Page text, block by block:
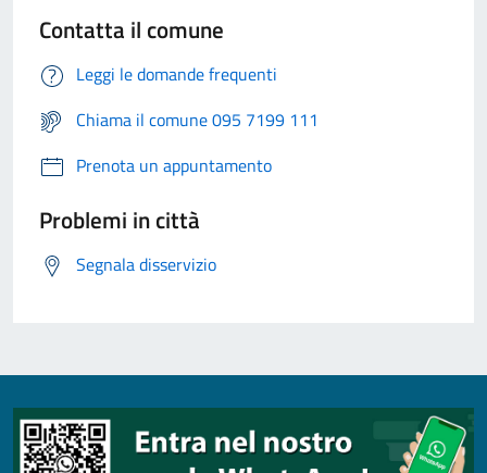
Contatta il comune
Leggi le domande frequenti
Chiama il comune 095 7199 111
Prenota un appuntamento
Problemi in città
Segnala disservizio